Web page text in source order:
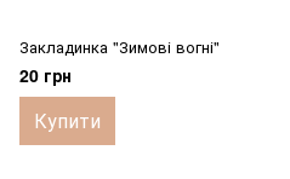
Закладинка "Зимові вогні"
20 грн
Купити